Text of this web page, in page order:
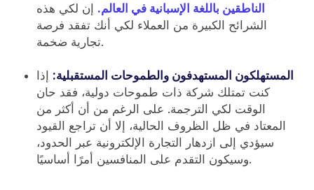
الناطقين باللغة الإسبانية في العالم. إن لكي هذه
الشرائح الكبيرة من العملاء لكي أنك تفقد فرصة
تجارية ضخمة.
المستهلكون المستهدفون والطموحات المستقبلية: إذا
كنت تمتلك شركة ذات طموحات دولية، فقد حان
الوقت لكي الترجمة. على الرغم من أن أكثر من
المعتاد في ظل الظروف الحالية، إلا أن تراجع القيود
سيؤدي إلى ازدهار التجارة الإلكترونية عبر الحدود،
وسيكون التقدم على المنافسين أمرًا أساسيًا.